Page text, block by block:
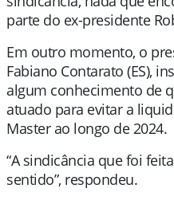
parte do ex-presidente
Em outro momento, o
Fabiano Contarato (ES),
algum conhecimento de
atuado para evitar a
Master ao longo de 2024.
“A sindicância que foi
sentido”, respondeu.